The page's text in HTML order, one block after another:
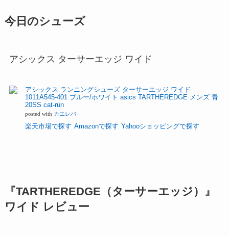
今日のシューズ
アシックス ターサーエッジ ワイド
アシックス ランニングシューズ ターサーエッジ ワイド
1011A545-401 ブルー/ホワイト asics TARTHEREDGE メンズ 青
20SS cat-run
posted with カエレバ
楽天市場で探す Amazonで探す Yahooショッピングで探す
『TARTHEREDGE（ターサーエッジ）』
ワイド レビュー